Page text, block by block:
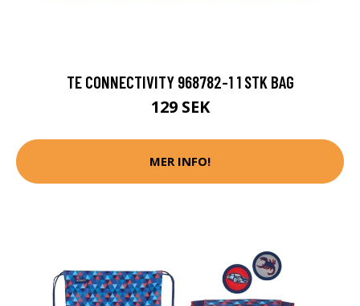
TE CONNECTIVITY 968782-1 1 STK BAG
129 SEK
MER INFO!